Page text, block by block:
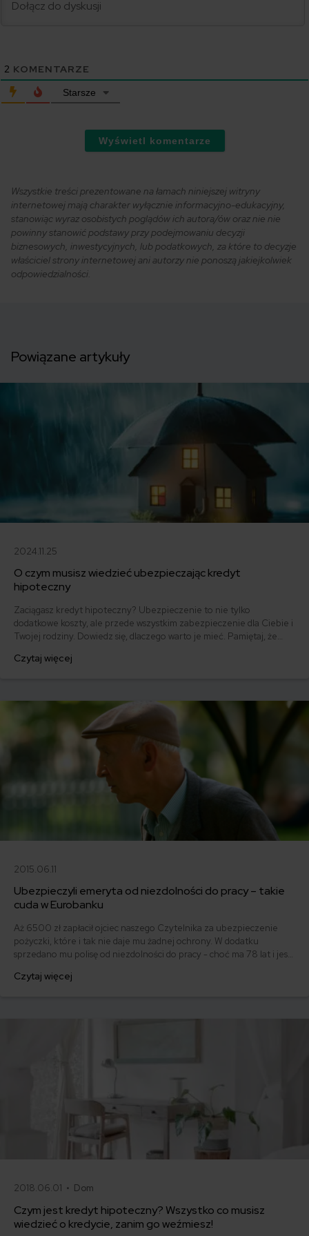
2 KOMENTARZE
Starsze
Wyświetl komentarze
Wszystkie treści prezentowane na łamach niniejszej witryny
internetowej mają charakter wyłącznie informacyjno-edukacyjny,
stanowiąc wyraz osobistych poglądów ich autora/ów oraz nie nie
powinny stanowić podstawy przy podejmowaniu decyzji
biznesowych, inwestycyjnych, lub podatkowych, za które to decyzje
właściciel strony internetowej ani autorzy nie ponoszą jakiejkolwiek
odpowiedzialności.
Powiązane artykuły
2024.11.25
O czym musisz wiedzieć ubezpieczając kredyt
hipoteczny
Zaciągasz kredyt hipoteczny? Ubezpieczenie to nie tylko
dodatkowe koszty, ale przede wszystkim zabezpieczenie dla Ciebie i
Twojej rodziny. Dowiedz się, dlaczego warto je mieć. Pamiętaj, że
zabezpieczyć, a jednocześnie nie dać się naciągnąć na
Czytaj więcej
2015.06.11
Ubezpieczyli emeryta od niezdolności do pracy – takie
cuda w Eurobanku
Aż 6500 zł zapłacił ojciec naszego Czytelnika za ubezpieczenie
pożyczki, które i tak nie daje mu żadnej ochrony. W dodatku
sprzedano mu polisę od niezdolności do pracy - choć ma 78 lat i jest
Czytaj więcej
2018.06.01 • Dom
Czym jest kredyt hipoteczny? Wszystko co musisz
wiedzieć o kredycie, zanim go weźmiesz!